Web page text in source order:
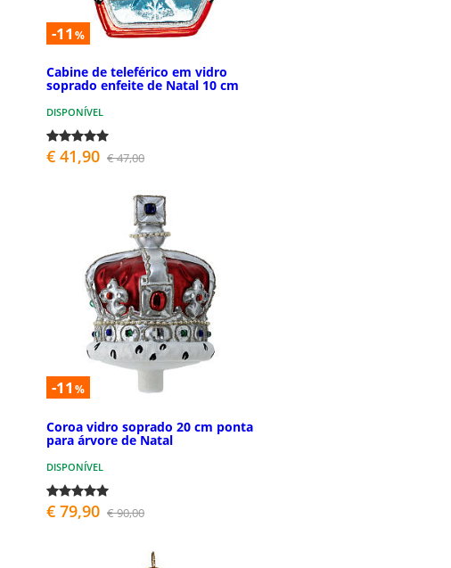
-11 %
Cabine de teleférico em vidro
soprado enfeite de Natal 10 cm
DISPONÍVEL
€ 41,90 € 47,00
-11 %
Coroa vidro soprado 20 cm ponta
para árvore de Natal
DISPONÍVEL
€ 79,90 € 90,00